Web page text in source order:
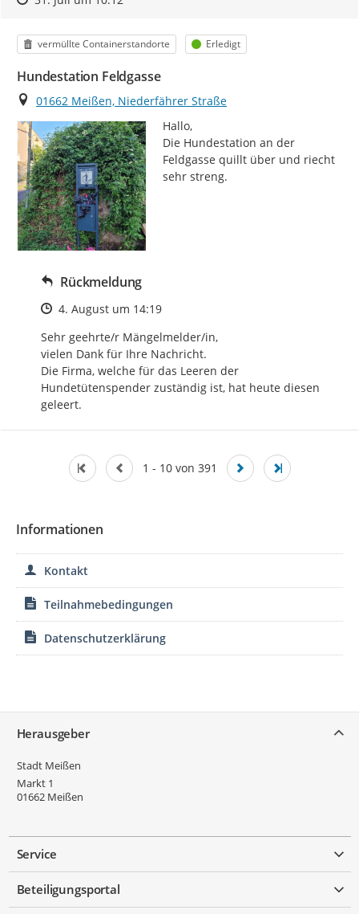
Kategorie
vermüllte Containerstandorte Status
Erledigt
Hundestation Feldgasse
Ort
01662 Meißen, Niederfährer Straße
Hallo,
Die Hundestation an der
Feldgasse quillt über und riecht
sehr streng.
Rückmeldung
Zeitpunkt des Erstellens
4. August um 14:19
Sehr geehrte/r Mängelmelder/in,
vielen Dank für Ihre Nachricht.
Die Firma, welche für das Leeren der
Hundetütenspender zuständig ist, hat heute diesen
geleert.
1 - 10 von 391
Informationen
Kontakt
Teilnahmebedingungen
Datenschutzerklärung
Herausgeber
Stadt Meißen
Markt 1
01662 Meißen
Service
Beteiligungsportal